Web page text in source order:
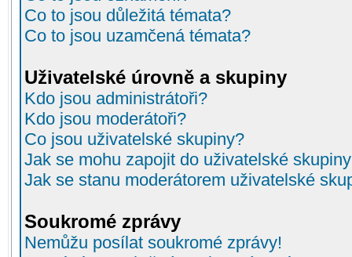
Co to jsou důležitá témata?
Co to jsou uzamčená témata?
Uživatelské úrovně a skupiny
Kdo jsou administrátoři?
Kdo jsou moderátoři?
Co jsou uživatelské skupiny?
Jak se mohu zapojit do uživatelské
Jak se stanu moderátorem uživatelské
Soukromé zprávy
Nemůžu posílat soukromé zprávy!